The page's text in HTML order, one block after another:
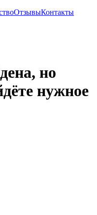
ОтзывыКонтакты
но
нужное